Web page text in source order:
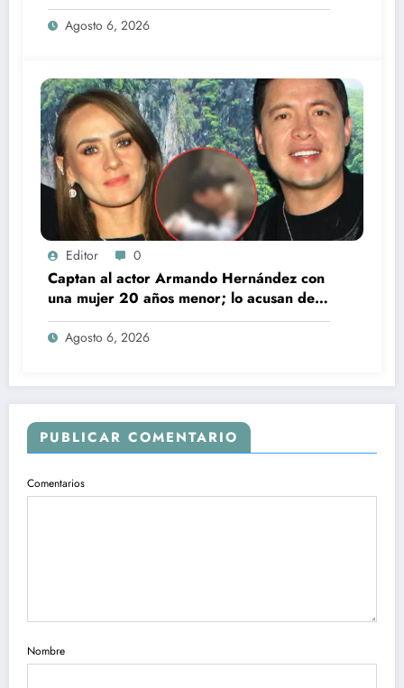
Agosto 6, 2026
Editor 0
Captan al actor Armando Hernández con
una mujer 20 años menor; lo acusan de
infidelidad a su esposa
Agosto 6, 2026
PUBLICAR COMENTARIO
Comentarios
Nombre